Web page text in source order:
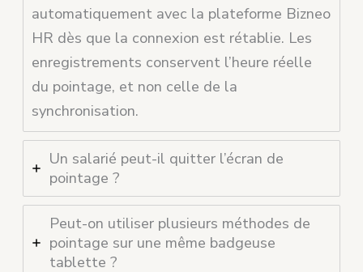
automatiquement avec la plateforme Bizneo
HR dès que la connexion est rétablie. Les
enregistrements conservent l’heure réelle
du pointage, et non celle de la
synchronisation.
Un salarié peut-il quitter l’écran de
pointage ?
Peut-on utiliser plusieurs méthodes de
pointage sur une même badgeuse
tablette ?